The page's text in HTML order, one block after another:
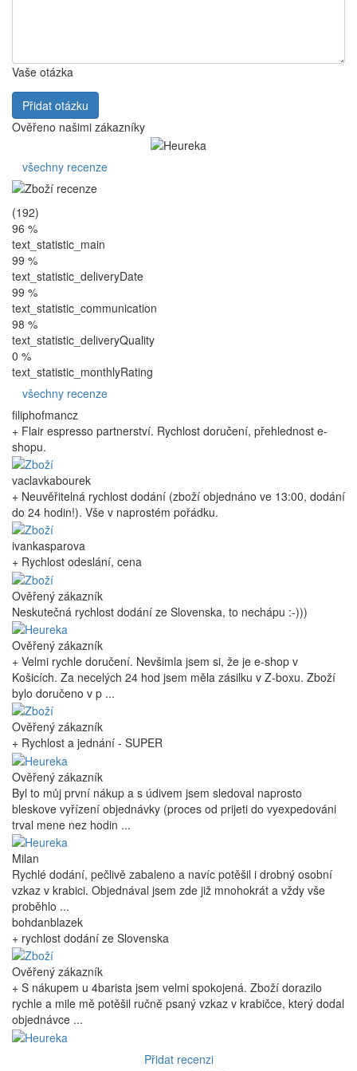
Vaše otázka
Přidat otázku
Ověřeno našimi zákazníky
všechny recenze
(192)
96 %
text_statistic_main
99 %
text_statistic_deliveryDate
99 %
text_statistic_communication
98 %
text_statistic_deliveryQuality
0 %
text_statistic_monthlyRating
všechny recenze
filiphofmancz
+ Flair espresso partnerství. Rychlost doručení, přehlednost e-
shopu.
vaclavkabourek
+ Neuvěřitelná rychlost dodání (zboží objednáno ve 13:00, dodání
do 24 hodin!). Vše v naprostém pořádku.
ivankasparova
+ Rychlost odeslání, cena
Ověřený zákazník
Neskutečná rychlost dodání ze Slovenska, to nechápu :-)))
Ověřený zákazník
+ Velmi rychle doručení. Nevšimla jsem si, že je e-shop v
Košicích. Za necelých 24 hod jsem měla zásilku v Z-boxu. Zboží
bylo doručeno v p ...
Ověřený zákazník
+ Rychlost a jednání - SUPER
Ověřený zákazník
Byl to můj první nákup a s údivem jsem sledoval naprosto
bleskove vyřízení objednávky (proces od prijeti do vyexpedováni
trval mene nez hodin ...
Milan
Rychlé dodání, pečlivě zabaleno a navíc potěšil i drobný osobní
vzkaz v krabici. Objednával jsem zde již mnohokrát a vždy vše
proběhlo ...
bohdanblazek
+ rychlost dodání ze Slovenska
Ověřený zákazník
+ S nákupem u 4barista jsem velmi spokojená. Zboží dorazilo
rychle a mile mě potěšil ručně psaný vzkaz v krabičce, který dodal
objednávce ...
Přidat recenzi